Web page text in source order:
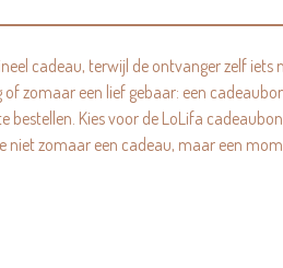
cadeau, terwijl de ontvanger zelf
zomaar een lief gebaar: een
bestellen. Kies voor de LoLifa
niet zomaar een cadeau, maar een